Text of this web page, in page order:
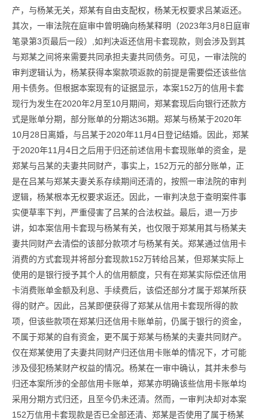
产，与杨某无关，郑某有自由支配权，杨某无权要求吕某返还。
其次，一审法院在庭审中曾明确向杨某释明（2023年3月8日庭审
笔录第3页最后一段）,如判决返还信用卡套现款，则会涉及到其
与郑某之间将来需要共同承担夫妻共同债务。可见，一审法院的
审判逻辑认为，杨某获得本案款项返款的前提是需要偿还该些信
用卡债务。但根据本案现有的证据显示，本案152万的信用卡套
现行为发生在2020年2月至10月期间，郑某套现后向银行还款方
式是账单分期，部分账单的分期达36期。郑某与杨某于2020年
10月28日离婚，与吕某于2020年11月4日登记结婚。因此，郑某
于2020年11月4日之后用于归还前述信用卡套现账单的资金，是
郑某与吕某的夫妻共同财产，事实上，152万元的部分账单，正
是在吕某与郑某夫妻关系存续期间还清的，按照一审法院的审判
逻辑，杨某根本无权要求返还。因此，一审判决怠于查明案件事
实便草率下判，严重侵害了吕某的合法权益。最后，退一万步
讲，如本案信用卡套现与杨某有关，也仅限于郑某用其与杨某夫
妻共同财产去清偿的该部分款项才与杨某有关。郑某通过信用卡
消费的方式套现并将部分套现款152万转给吕某，但郑某实际上
使用的是银行授予其个人的信用额度，只有在郑某实际偿还信用
卡消费账单金额及利息、手续费后，该偿还部分才属于郑某所获
得的财产。因此，吕某即便获得了郑某从信用卡套现所得的款
项，但该些款项在郑某归还信用卡账单前，仍属于银行的资金，
不属于郑某的自有资金，更不属于郑某与杨某的夫妻共同财产。
仅在郑某使用了夫妻共同财产归还信用卡账单的情况下，才可能
涉及侵犯杨某财产权益的情况。杨某在一审中确认，其并未参与
归还本案所涉的全部信用卡账单，郑某亦明确该些信用卡账单均
采用分期方式归还，且至今仍未还清。然而，一审判决却对本案
152万信用卡套现款是否已全部还清、郑某是否使用了属于杨某